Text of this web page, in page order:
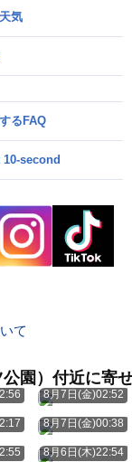
気
るFAQ
second
て
園）付近に寄
8月7日(金)02:52
8月7日(金)00:38
8月6日(木)22:54